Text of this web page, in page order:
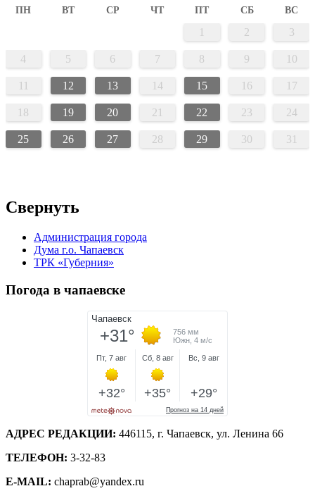
ПН ВТ СР ЧТ ПТ СБ ВС
1 2 3
4 5 6 7 8 9 10
11 12 13 14 15 16 17
18 19 20 21 22 23 24
25 26 27 28 29 30 31
Свернуть
Администрация города
Дума г.о. Чапаевск
ТРК «Губерния»
Погода в чапаевске
АДРЕС РЕДАКЦИИ: 446115, г. Чапаевск, ул. Ленина 66
ТЕЛЕФОН: 3-32-83
E-MAIL: chaprab@yandex.ru